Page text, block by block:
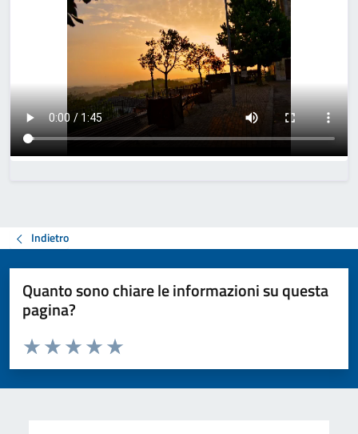
Indietro
Quanto sono chiare le informazioni su questa
pagina?
Valuta da 1 a 5 stelle la pagina
Valuta 5 stelle su 5
Valuta 4 stelle su 5
Valuta 3 stelle su 5
Valuta 2 stelle su 5
Valuta 1 stelle su 5